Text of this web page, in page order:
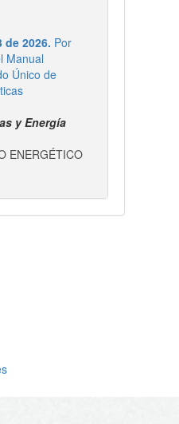
de 2026. Por
Manual
Único de
y Energía
ENERGÉTICO